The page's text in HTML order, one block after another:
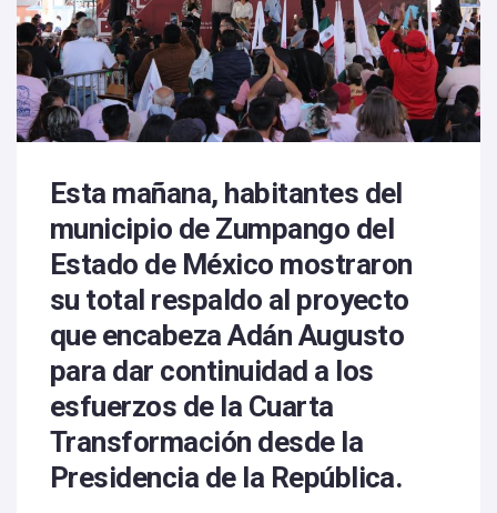
Esta mañana, habitantes del
municipio de Zumpango del
Estado de México mostraron
su total respaldo al proyecto
que encabeza Adán Augusto
para dar continuidad a los
esfuerzos de la Cuarta
Transformación desde la
Presidencia de la República.